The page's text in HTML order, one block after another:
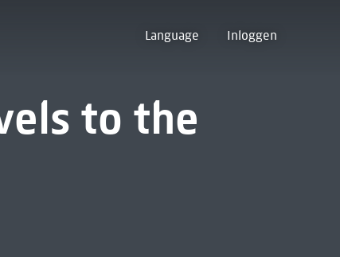
Language Inloggen
to the